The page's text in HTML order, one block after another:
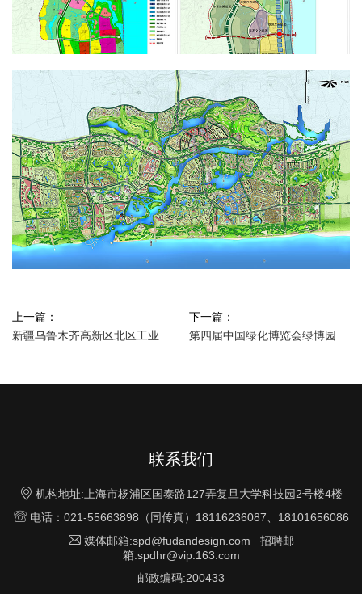
上一篇：
下一篇：
联系我们
 机构地址:上海市杨浦区国泰路127弄复旦大学科技园2号楼4楼
电话：021-55663898（同传真）18116236087、18101656086
 媒体邮箱:spd@fudandesign.com 招聘邮
箱:spdhr@vip.163.com
邮政编码:200433